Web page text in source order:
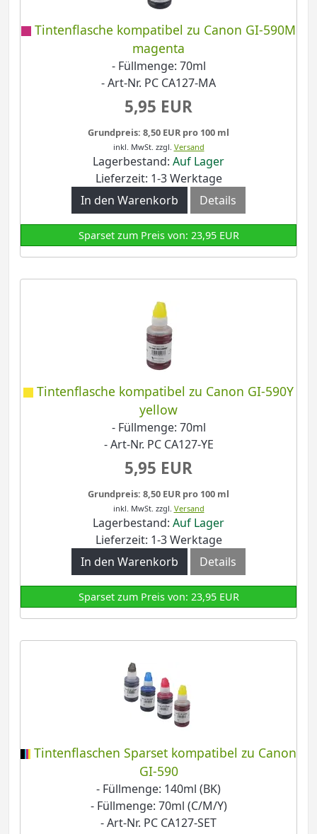
Tintenflasche kompatibel zu Canon GI-590M
magenta
- Füllmenge: 70ml
- Art-Nr. PC CA127-MA
5,95 EUR
Grundpreis: 8,50 EUR pro 100 ml
inkl. MwSt. zzgl. Versand
Lagerbestand: Auf Lager
Lieferzeit: 1-3 Werktage
In den Warenkorb
Details
Sparset zum Preis von: 23,95 EUR
Tintenflasche kompatibel zu Canon GI-590Y
yellow
- Füllmenge: 70ml
- Art-Nr. PC CA127-YE
5,95 EUR
Grundpreis: 8,50 EUR pro 100 ml
inkl. MwSt. zzgl. Versand
Lagerbestand: Auf Lager
Lieferzeit: 1-3 Werktage
In den Warenkorb
Details
Sparset zum Preis von: 23,95 EUR
Tintenflaschen Sparset kompatibel zu Canon
GI-590
- Füllmenge: 140ml (BK)
- Füllmenge: 70ml (C/M/Y)
- Art-Nr. PC CA127-SET